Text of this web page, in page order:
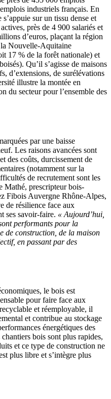
industriels français. En
sur un tissu dense et
près de 4 900 salariés et
d’euros, plaçant la région
Nouvelle-Aquitaine
17 % de la forêt nationale) et
Qu’il s’agisse de maisons
d’extensions, de surélévations
illustre la montée en
du secteur pour l’ensemble des
par une baisse
Les raisons avancées sont
des coûts, durcissement de
(notamment sur la
de recrutement sont les
Mathé, prescripteur bois-
Fibois Auvergne Rhône-Alpes,
de résilience face aux
ses savoir-faire. « Aujourd’hui,
performants pour la
de construction, de la maison
en passant par des
le bois est
pour faire face aux
et réemployable, il
et contribue au stockage
énergétiques des
bois sont plus rapides,
et ce type de construction ne
plus libre et s’intègre plus